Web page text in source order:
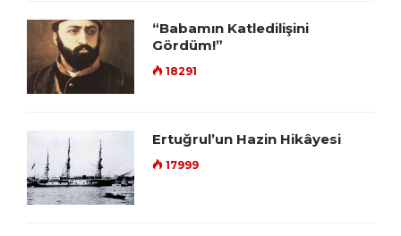
“Babamın Katledilişini
Gördüm!”
18291
Ertuğrul’un Hazin Hikâyesi
17999